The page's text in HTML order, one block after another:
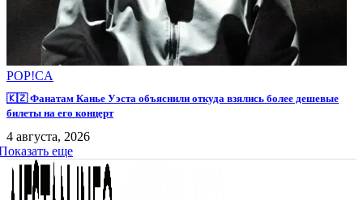
POP!CA
🇰🇿 Фанатам Канье Уэста объяснили откуда взялись более дешевые
билеты на его концерт
4 августа, 2026
еще